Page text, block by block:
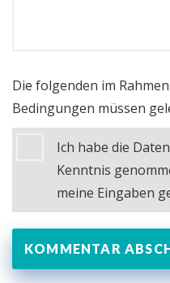
Die folgenden im
Bedingungen müssen
Ich habe die
Kenntnis
meine Eingaben